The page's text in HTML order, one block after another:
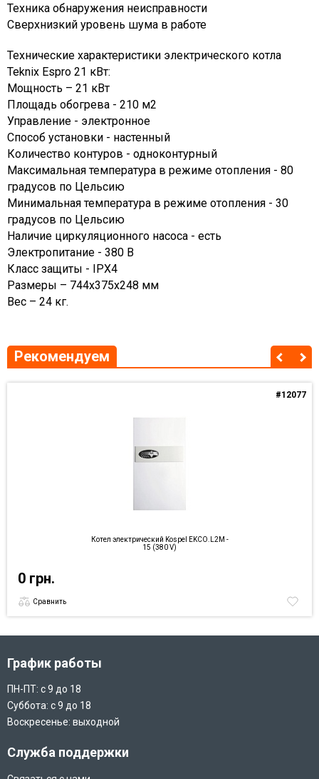
Техника обнаружения неисправности
Сверхнизкий уровень шума в работе
Технические характеристики электрического котла
Teknix Espro 21 кВт:
Мощность – 21 кВт
Площадь обогрева - 210 м2
Управление - электронное
Способ установки - настенный
Количество контуров - одноконтурный
Максимальная температура в режиме отопления - 80
градусов по Цельсию
Минимальная температура в режиме отопления - 30
градусов по Цельсию
Наличие циркуляционного насоса - есть
Электропитание - 380 В
Класс защиты - ІРХ4
Размеры – 744х375х248 мм
Вес – 24 кг.
Рекомендуем
#12077
Котел электрический Kospel EKCO.L2M -
15 (380 V)
0 грн.
Сравнить
График работы
ПН-ПТ: с 9 до 18
Суббота: с 9 до 18
Воскресенье: выходной
Служба поддержки